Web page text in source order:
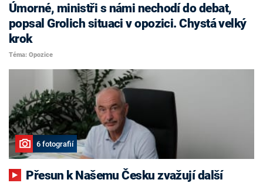
Úmorné, ministři s námi nechodí do debat,
popsal Grolich situaci v opozici. Chystá velký
krok
Téma: Opozice
6 fotografií